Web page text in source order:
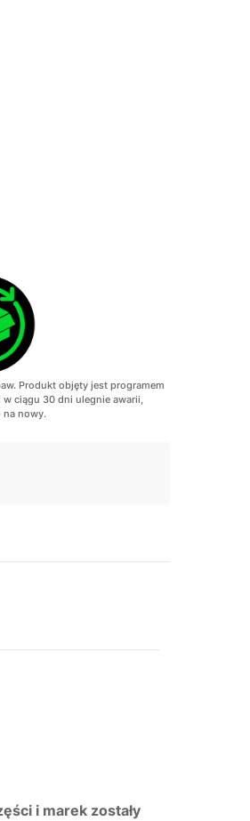
Produkt objęty jest programem
w ciągu 30 dni ulegnie awarii,
na nowy.
i marek zostały